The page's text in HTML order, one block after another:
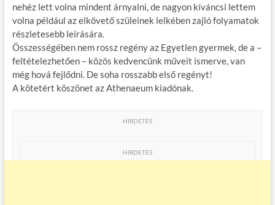
nehéz lett volna mindent árnyalni, de nagyon kíváncsi lettem
volna például az elkövető szüleinek lelkében zajló folyamatok
részletesebb leírására.
Összességében nem rossz regény az Egyetlen gyermek, de a –
feltételezhetően – közös kedvencünk műveit ismerve, van
még hová fejlődni. De soha rosszabb első regényt!
A kötetért köszönet az Athenaeum kiadónak.
HIRDETÉS
HIRDETÉS